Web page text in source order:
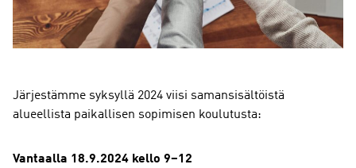
Järjestämme syksyllä 2024 viisi samansisältöistä
alueellista paikallisen sopimisen koulutusta:
Vantaalla 18.9.2024 kello 9–12